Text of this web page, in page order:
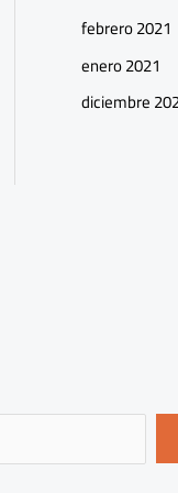
febrero 2021
enero 2021
diciembre